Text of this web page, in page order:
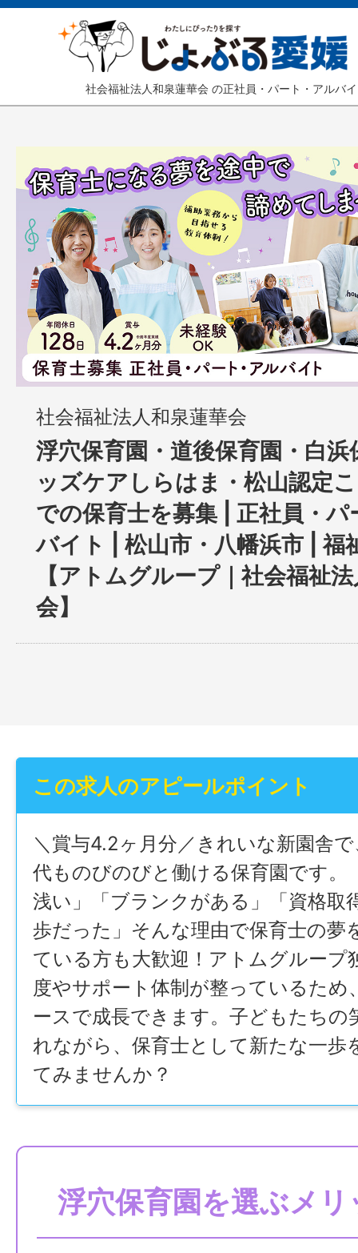
社会福祉法人和泉蓮華会 の正社員・パート・アルバ
社会福祉法人和泉蓮華会
浮穴保育園・道後保育園・白浜
ッズケアしらはま・松山認定
での保育士を募集 | 正社員・パ
バイト | 松山市・八幡浜市 | 福
【アトムグループ｜社会福祉
会】
この求人のアピールポイント
＼賞与4.2ヶ月分／きれいな新園舎
代ものびのびと働ける保育園です。
浅い」「ブランクがある」「資格取
歩だった」そんな理由で保育士の夢
ている方も大歓迎！アトムグループ
度やサポート体制が整っているため
ースで成長できます。子どもたちの
れながら、保育士として新たな一歩
てみませんか？
浮穴保育園を選ぶメ